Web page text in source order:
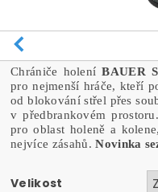
Chrániče holeníBAUER
pro nejmenší hráče, kteří
od blokování střel přes
v předbrankovém
pro oblast holeně a
nejvíce zásahů.Novinka
Velikost